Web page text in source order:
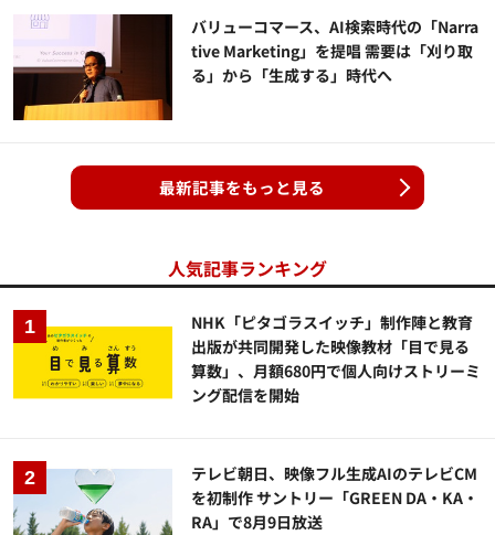
バリューコマース、AI検索時代の「Narra
tive Marketing」を提唱 需要は「刈り取
る」から「生成する」時代へ
最新記事をもっと見る
人気記事ランキング
NHK「ピタゴラスイッチ」制作陣と教育
出版が共同開発した映像教材「目で見る
算数」、月額680円で個人向けストリーミ
ング配信を開始
テレビ朝日、映像フル生成AIのテレビCM
を初制作 サントリー「GREEN DA・KA・
RA」で8月9日放送